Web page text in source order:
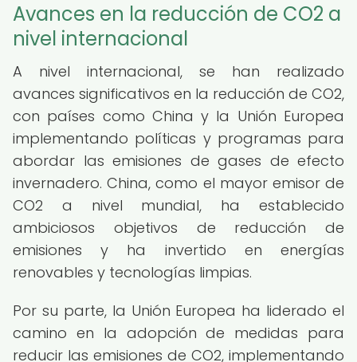
Avances en la reducción de CO2 a
nivel internacional
A nivel internacional, se han realizado
avances significativos en la reducción de CO2,
con países como China y la Unión Europea
implementando políticas y programas para
abordar las emisiones de gases de efecto
invernadero. China, como el mayor emisor de
CO2 a nivel mundial, ha establecido
ambiciosos objetivos de reducción de
emisiones y ha invertido en energías
renovables y tecnologías limpias.
Por su parte, la Unión Europea ha liderado el
camino en la adopción de medidas para
reducir las emisiones de CO2, implementando